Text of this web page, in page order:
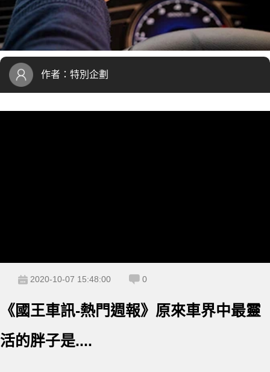
作者： 特別企劃
2020-10-07 15:48:00 0
《國王車訊-熱門週報》原來車界中最靈
活的胖子是....